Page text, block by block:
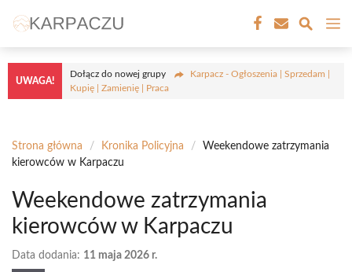
treści
UWAGA!
Dołącz do nowej grupy
Karpacz - Ogłoszenia | Sprzedam |
Kupię | Zamienię | Praca
Strona główna / Kronika Policyjna /
Weekendowe zatrzymania
kierowców w Karpaczu
Weekendowe zatrzymania
kierowców w Karpaczu
Data dodania: 11 maja 2026 r.